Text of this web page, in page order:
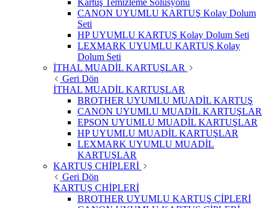
Kartuş Temizleme Solüsyonu
CANON UYUMLU KARTUŞ Kolay Dolum
Seti
HP UYUMLU KARTUŞ Kolay Dolum Seti
LEXMARK UYUMLU KARTUŞ Kolay
Dolum Seti
İTHAL MUADİL KARTUŞLAR
Geri Dön
İTHAL MUADİL KARTUŞLAR
BROTHER UYUMLU MUADİL KARTUŞ
CANON UYUMLU MUADİL KARTUŞLAR
EPSON UYUMLU MUADİL KARTUŞLAR
HP UYUMLU MUADİL KARTUŞLAR
LEXMARK UYUMLU MUADİL
KARTUŞLAR
KARTUŞ CHİPLERİ
Geri Dön
KARTUŞ CHİPLERİ
BROTHER UYUMLU KARTUŞ ÇİPLERİ